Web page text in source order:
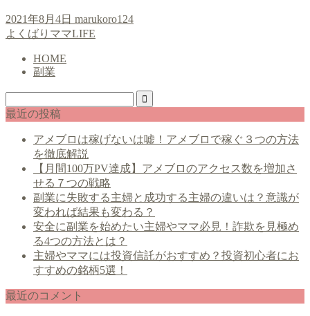
2021年8月4日 marukoro124
よくばりママLIFE
HOME
副業
最近の投稿
アメブロは稼げないは嘘！アメブロで稼ぐ３つの方法
を徹底解説
【月間100万PV達成】アメブロのアクセス数を増加さ
せる７つの戦略
副業に失敗する主婦と成功する主婦の違いは？意識が
変われば結果も変わる？
安全に副業を始めたい主婦やママ必見！詐欺を見極め
る4つの方法とは？
主婦やママには投資信託がおすすめ？投資初心者にお
すすめの銘柄5選！
最近のコメント